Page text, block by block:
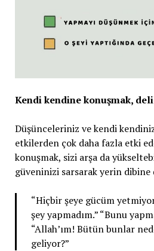
Kendi kendine konuşmak,
Düşünceleriniz ve kendi
etkilerden çok daha fazla etki
konuşmak, sizi arşa da
güveninizi sarsarak yerin dibine
“Hiçbir şeye gücüm
şey yapmadım.” “Bunu
“Allah’ım! Bütün bunlar
geliyor?”